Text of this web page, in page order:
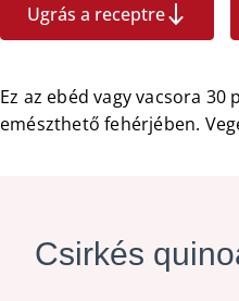
Ugrás a receptre
Ez az ebéd vagy vacsora
emészthető fehérjében.
Csirkés